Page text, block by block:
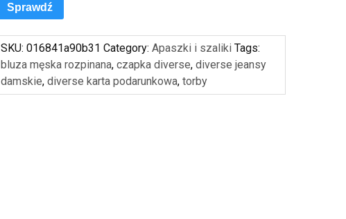
Sprawdź
SKU:016841a90b31 Category:Apaszki i szaliki Tags:
bluza męska rozpinana,czapka diverse,diverse jeansy
damskie,diverse karta podarunkowa,torby